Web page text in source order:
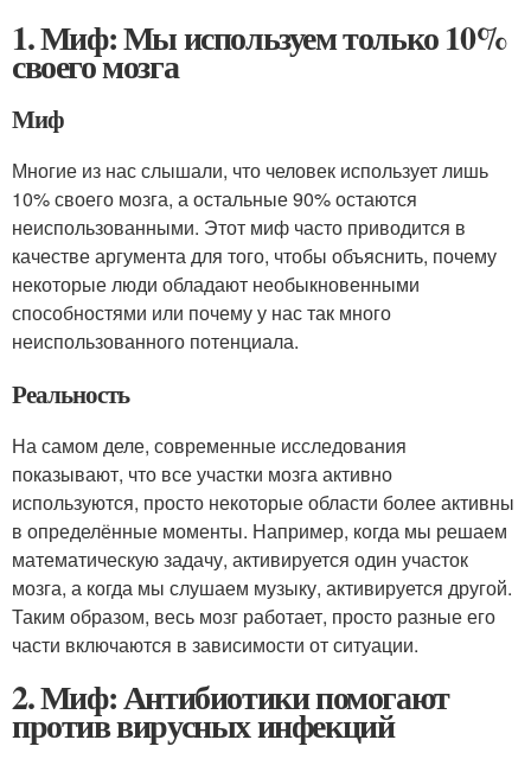
1. Миф: Мы используем только 10%
своего мозга
Миф
Многие из нас слышали, что человек использует лишь
10% своего мозга, а остальные 90% остаются
неиспользованными. Этот миф часто приводится в
качестве аргумента для того, чтобы объяснить, почему
некоторые люди обладают необыкновенными
способностями или почему у нас так много
неиспользованного потенциала.
Реальность
На самом деле, современные исследования
показывают, что все участки мозга активно
используются, просто некоторые области более активны
в определённые моменты. Например, когда мы решаем
математическую задачу, активируется один участок
мозга, а когда мы слушаем музыку, активируется другой.
Таким образом, весь мозг работает, просто разные его
части включаются в зависимости от ситуации.
2. Миф: Антибиотики помогают
против вирусных инфекций